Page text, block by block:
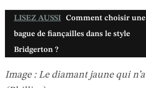
LISEZ AUSSI
Comment choisir une
bague de fiançailles dans le style
Bridgerton ?
Image : Le diamant jaune qui